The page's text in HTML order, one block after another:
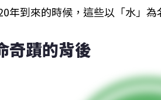
年到來的時候，這些以「水」
奇蹟的背後